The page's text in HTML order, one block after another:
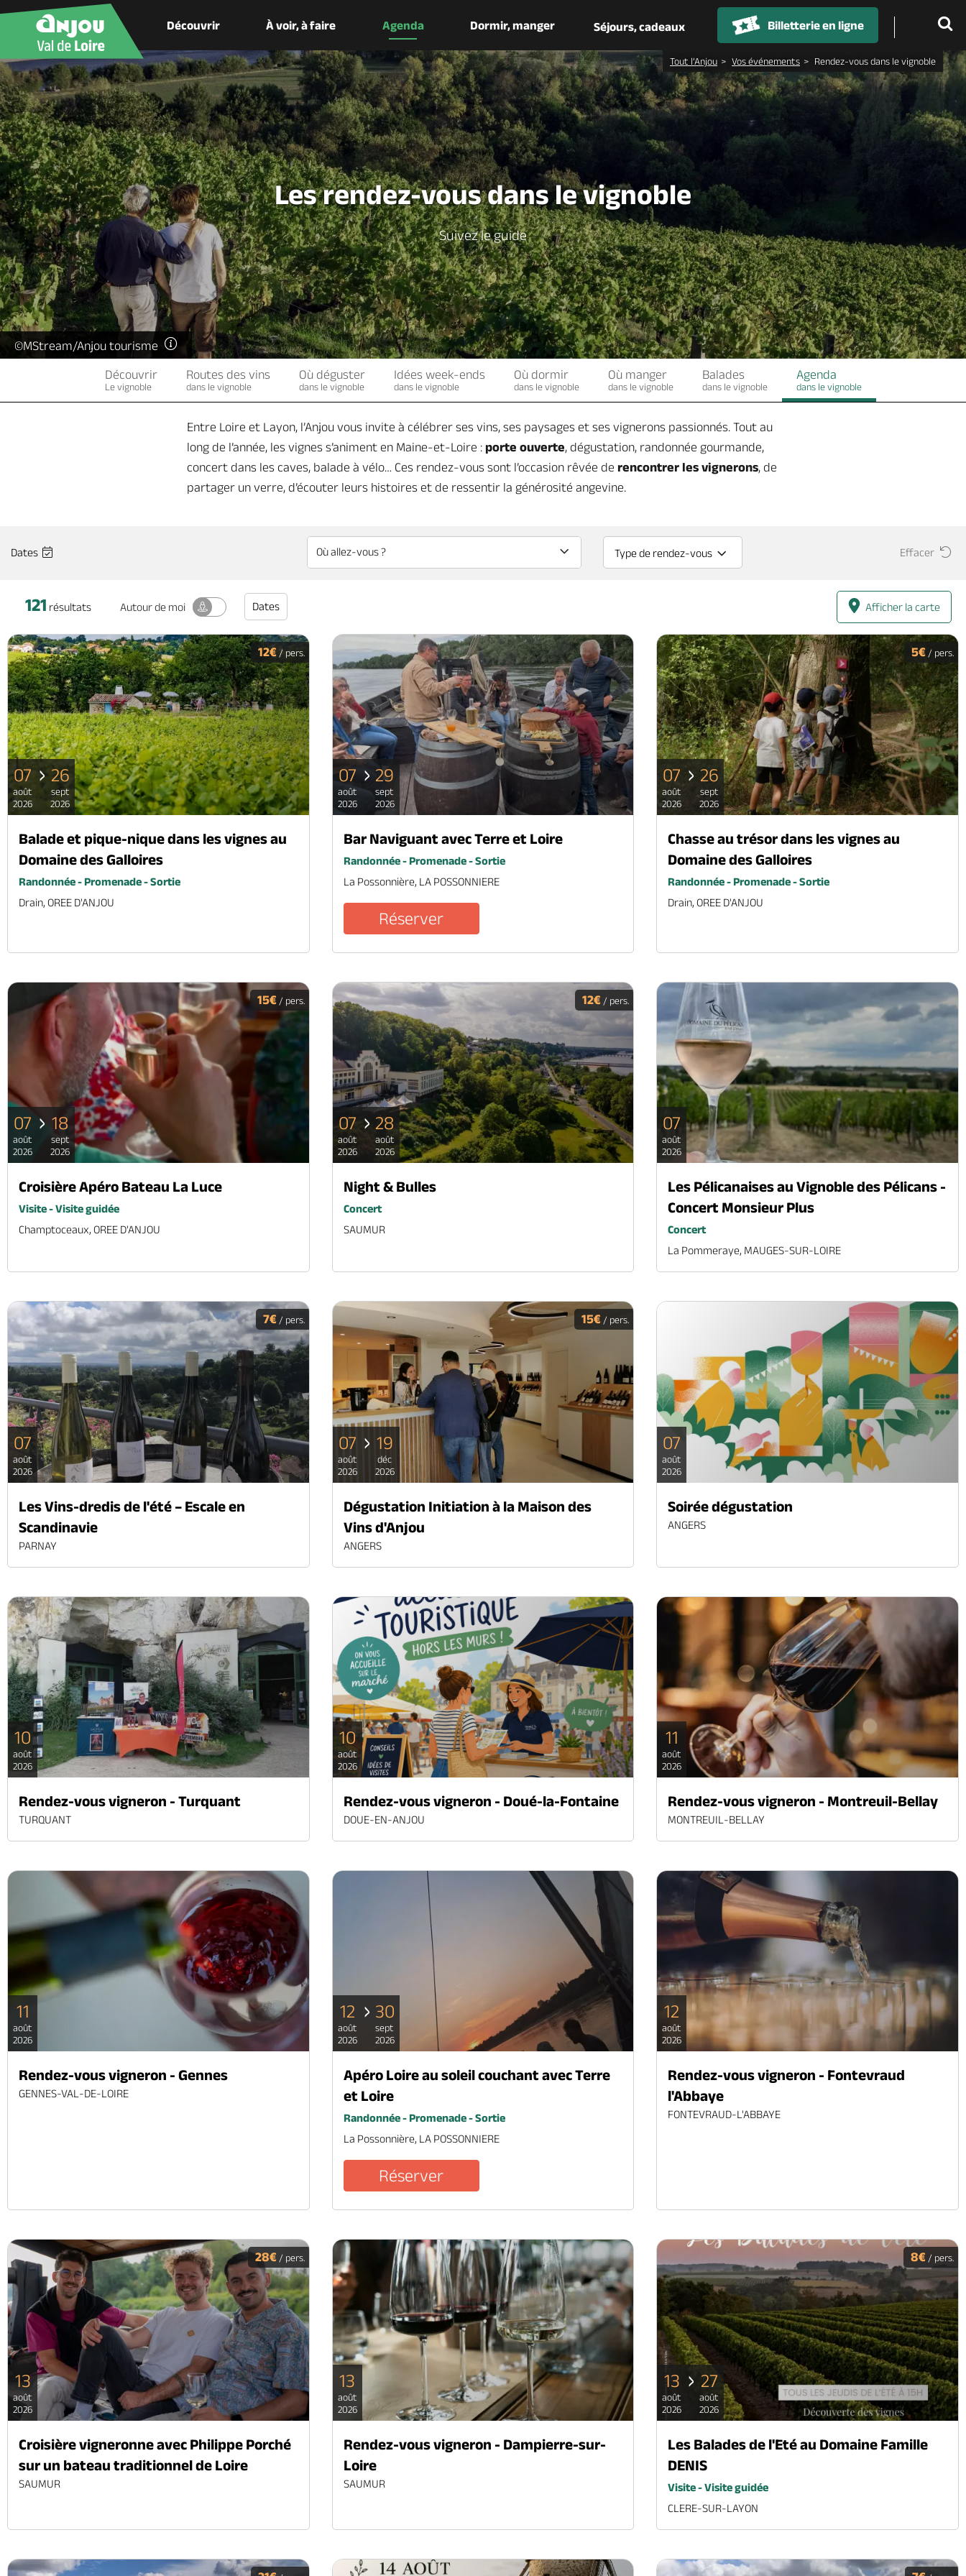
Découvrir À voir, à faire Agenda Dormir, manger Séjours, cadeaux Billetterie en ligne
Tout l’Anjou Vos événements Rendez-vous dans le vignoble
Les rendez-vous dans le vignoble
Suivez le guide
©MStream/Anjou tourisme
Découvrir
Le vignoble
Routes des vins
dans le vignoble
Où déguster
dans le vignoble
Idées week-ends
dans le vignoble
Où dormir
dans le vignoble
Où manger
dans le vignoble
Balades
dans le vignoble
Agenda
dans le vignoble
Entre Loire et Layon, l’Anjou vous invite à célébrer ses vins, ses paysages et ses vignerons passionnés. Tout au
long de l’année, les vignes s’animent en Maine-et-Loire : porte ouverte, dégustation, randonnée gourmande,
concert dans les caves, balade à vélo… Ces rendez-vous sont l’occasion rêvée de rencontrer les vignerons, de
partager un verre, d’écouter leurs histoires et de ressentir la générosité angevine.
Dates Type de rendez-vous Effacer
121 résultats Autourde moi Dates Afficher la carte
12€/ pers.
07
août
2026
26
sept
2026
Balade et pique-nique dans les vignes au
Domaine des Galloires
Randonnée - Promenade - Sortie
Drain, OREE D'ANJOU
07
août
2026
29
sept
2026
Bar Naviguant avec Terre et Loire
Randonnée - Promenade - Sortie
La Possonnière, LA POSSONNIERE
Réserver
5€/ pers.
07
août
2026
26
sept
2026
Chasse au trésor dans les vignes au
Domaine des Galloires
Randonnée - Promenade - Sortie
Drain, OREE D'ANJOU
15€/ pers.
07
août
2026
18
sept
2026
Croisière Apéro Bateau La Luce
Visite - Visite guidée
Champtoceaux, OREE D'ANJOU
12€ / pers.
07
août
2026
28
août
2026
Night & Bulles
Concert
SAUMUR
07
août
2026
Les Pélicanaises au Vignoble des Pélicans -
Concert Monsieur Plus
Concert
La Pommeraye, MAUGES-SUR-LOIRE
7€/ pers.
07
août
2026
Les Vins-dredis de l'été – Escale en
Scandinavie
PARNAY
15€ / pers.
07
août
2026
19
déc
2026
Dégustation Initiation à la Maison des
Vins d'Anjou
ANGERS
07
août
2026
Soirée dégustation
ANGERS
10
août
2026
Rendez-vous vigneron - Turquant
TURQUANT
10
août
2026
Rendez-vous vigneron - Doué-la-Fontaine
DOUE-EN-ANJOU
11
août
2026
Rendez-vous vigneron - Montreuil-Bellay
MONTREUIL-BELLAY
11
août
2026
Rendez-vous vigneron - Gennes
GENNES-VAL-DE-LOIRE
12
août
2026
30
sept
2026
Apéro Loire au soleil couchant avec Terre
et Loire
Randonnée - Promenade - Sortie
La Possonnière, LA POSSONNIERE
Réserver
12
août
2026
Rendez-vous vigneron - Fontevraud
l'Abbaye
FONTEVRAUD-L'ABBAYE
28€ / pers.
13
août
2026
Croisière vigneronne avec Philippe Porché
sur un bateau traditionnel de Loire
SAUMUR
13
août
2026
Rendez-vous vigneron - Dampierre-sur-
Loire
SAUMUR
8€/ pers.
13
août
2026
27
août
2026
Les Balades de l'Eté au Domaine Famille
DENIS
Visite - Visite guidée
CLERE-SUR-LAYON